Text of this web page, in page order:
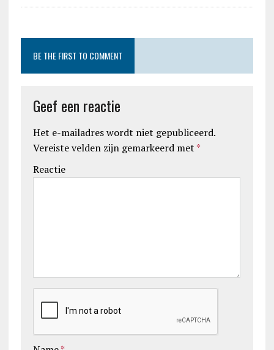
BE THE FIRST TO COMMENT
Geef een reactie
Het e-mailadres wordt niet gepubliceerd.
Vereiste velden zijn gemarkeerd met *
Reactie